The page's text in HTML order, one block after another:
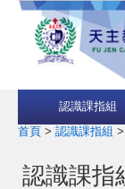
認識課指組
首頁 > 認識課指組 >
認識課指